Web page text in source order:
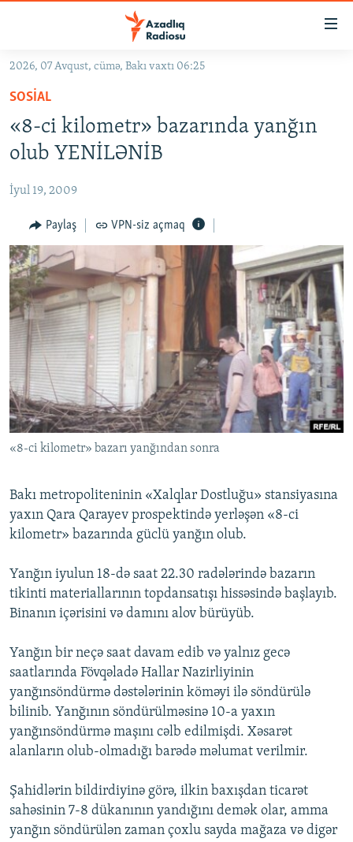
Əsas
qayıt
Əsas
naviqasiyaya
qayıt
Axtarışa
keç
GÜNDƏM
#İZAHLA
KORRUPSIOMETR
FƏRQƏ BAX
QANUNI DOĞRU
ARAŞDIRMA
MULTIMEDIA
VIDEO
FOTOQALEREYA
İNFOQRAFIKA
KARIKATURA
RADIO ARXIV
OXU ZALI
AZƏRBAYCAN ƏDƏBIYYATI KITABXANASI
İSLAM VƏ DEMOKRATIYA
İZ - MƏDƏNIYYƏT PROQRAMI
HAQQIMIZDA
MISSIYAMIZ
PEŞƏ ETIKASI VƏ JURNALISTIKA STANDARTLARIMIZ
MATERIALLARIMIZDAN ISTIFADƏ
AZADLIQRADIOSU MOBIL TELEFONUNUZDA
XƏBƏR BÜLLETENLƏRIMIZ
BIZI IZLƏ
RFE/RL-in bütün saytları
2026, 07 Avqust, cümə, Bakı vaxtı 06:25
SOSIAL
«8-ci kilometr» bazarında yanğın
olub YENİLƏNİB
İyul 19, 2009
Paylaş VPN-siz açmaq
«8-ci kilometr» bazarı yanğından sonra
Bakı metropoliteninin «Xalqlar Dostluğu» stansiyasına
yaxın Qara Qarayev prospektində yerləşən «8-ci
kilometr» bazarında güclü yanğın olub.
Yanğın iyulun 18-də saat 22.30 radələrində bazarın
tikinti materiallarının topdansatışı hissəsində başlayıb.
Binanın içərisini və damını alov bürüyüb.
Yanğın bir neçə saat davam edib və yalnız gecə
saatlarında Fövqəladə Hallar Nazirliyinin
yanğınsöndürmə dəstələrinin köməyi ilə söndürülə
bilinib. Yanğının söndürülməsinə 10-a yaxın
yanğınsöndürmə maşını cəlb edilmişdi. Xəsarət
alanların olub-olmadığı barədə məlumat verilmir.
Şahidlərin bildirdiyinə görə, ilkin baxışdan ticarət
sahəsinin 7-8 dükanının yandığını demək olar, amma
yanğın söndürülən zaman çoxlu sayda mağaza və digər